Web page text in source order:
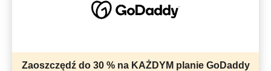
Zaoszczędź do 30 % na KAŻDYM planie GoDaddy